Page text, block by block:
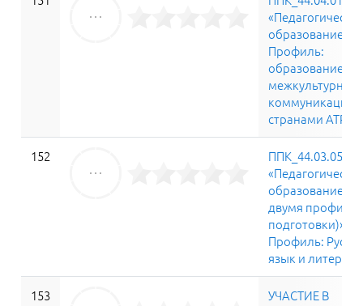
образование»
Профиль:
образование и
межкультурная
коммуникация
странами АТР
152
ППК_44.03.05
образование (с
двумя
подготовки)»
Профиль:
язык и
153
УЧАСТИЕ В